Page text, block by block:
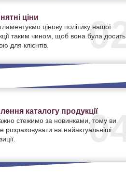
02
ціни
цінову політику нашої
таким чином, щоб вона була досить
для клієнтів.
04
каталогу продукції
стежимо за новинками, тому ви
розраховувати на найактуальніші